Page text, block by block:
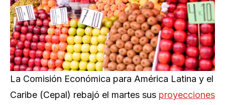
La Comisión Económica para América Latina y el
Caribe (Cepal) rebajó el martes sus proyecciones